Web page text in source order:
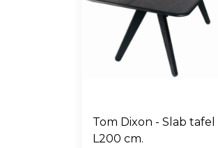
Tom Dixon - Slab tafel
L200 cm.